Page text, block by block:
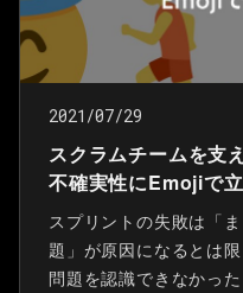
2021/07/29
スクラムチームを支
不確実性にEmojiで
スプリントの失敗は「
題」が原因になるとは
問題を認識できなかっ